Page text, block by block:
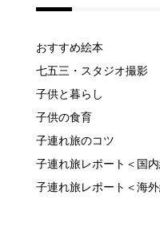
おすすめ絵本
七五三・スタジオ撮影
子供と暮らし
子供の食育
子連れ旅のコツ
子連れ旅レポート＜国内